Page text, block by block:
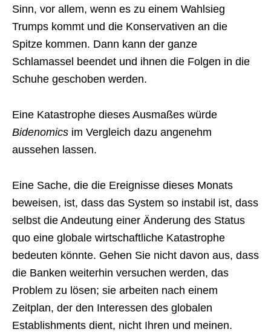
Sinn, vor allem, wenn es zu einem Wahlsieg
Trumps kommt und die Konservativen an die
Spitze kommen. Dann kann der ganze
Schlamassel beendet und ihnen die Folgen in die
Schuhe geschoben werden.
Eine Katastrophe dieses Ausmaßes würde
Bidenomics im Vergleich dazu angenehm
aussehen lassen.
Eine Sache, die die Ereignisse dieses Monats
beweisen, ist, dass das System so instabil ist, dass
selbst die Andeutung einer Änderung des Status
quo eine globale wirtschaftliche Katastrophe
bedeuten könnte. Gehen Sie nicht davon aus, dass
die Banken weiterhin versuchen werden, das
Problem zu lösen; sie arbeiten nach einem
Zeitplan, der den Interessen des globalen
Establishments dient, nicht Ihren und meinen.